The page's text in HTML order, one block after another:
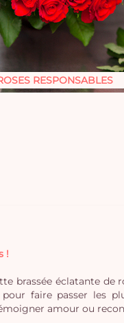
RESPONSABLES
!
brassée éclatante de
faire passer les
amour ou